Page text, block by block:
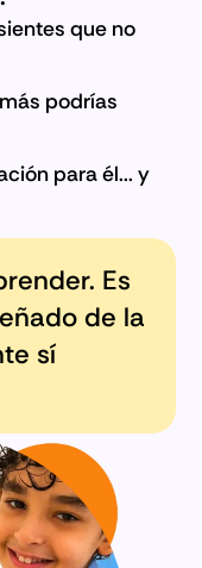
que no
podrías
para él... y
Es
de la
sí